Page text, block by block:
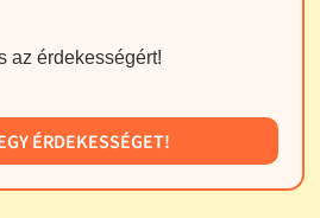
az érdekességért!
ÉRDEKESSÉGET!